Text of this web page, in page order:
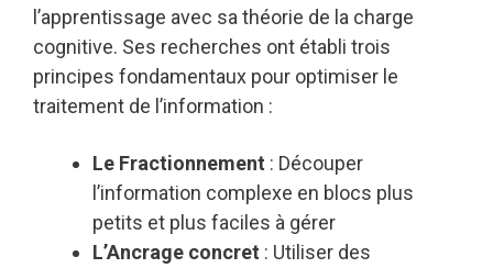
l’apprentissage avec sa théorie de la charge
cognitive. Ses recherches ont établi trois
principes fondamentaux pour optimiser le
traitement de l’information :
Le Fractionnement : Découper
l’information complexe en blocs plus
petits et plus faciles à gérer
L’Ancrage concret : Utiliser des